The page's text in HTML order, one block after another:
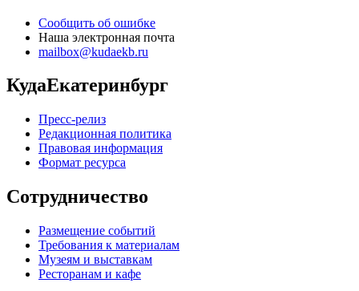
Сообщить об ошибке
Наша электронная почта
mailbox@kudaekb.ru
КудаЕкатеринбург
Пресс-релиз
Редакционная политика
Правовая информация
Формат ресурса
Сотрудничество
Размещение событий
Требования к материалам
Музеям и выставкам
Ресторанам и кафе